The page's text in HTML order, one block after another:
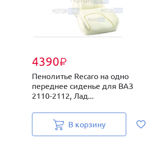
4390₽
Пенолитье Recaro на одно
переднее сиденье для ВАЗ
2110-2112, Лад...
В корзину